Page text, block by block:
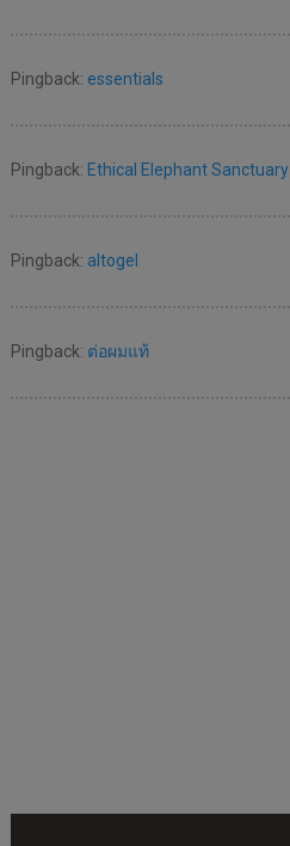
Pingback: essentials
Pingback: Ethical Elephant Sanctuary
Pingback: altogel
Pingback: ต่อผมแท้